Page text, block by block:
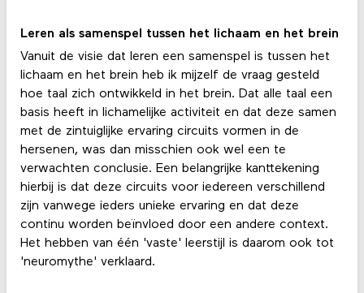
Leren als samenspel tussen het lichaam en het brein
Vanuit de visie dat leren een samenspel is tussen het
lichaam en het brein heb ik mijzelf de vraag gesteld
hoe taal zich ontwikkeld in het brein. Dat alle taal een
basis heeft in lichamelijke activiteit en dat deze samen
met de zintuiglijke ervaring circuits vormen in de
hersenen, was dan misschien ook wel een te
verwachten conclusie. Een belangrijke kanttekening
hierbij is dat deze circuits voor iedereen verschillend
zijn vanwege ieders unieke ervaring en dat deze
continu worden beïnvloed door een andere context.
Het hebben van één 'vaste' leerstijl is daarom ook tot
'neuromythe' verklaard.